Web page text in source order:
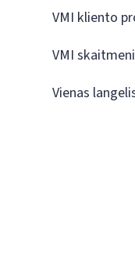
VMI kliento
VMI
Vienas